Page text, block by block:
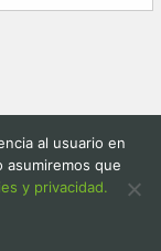
al usuario en
que
y privacidad.